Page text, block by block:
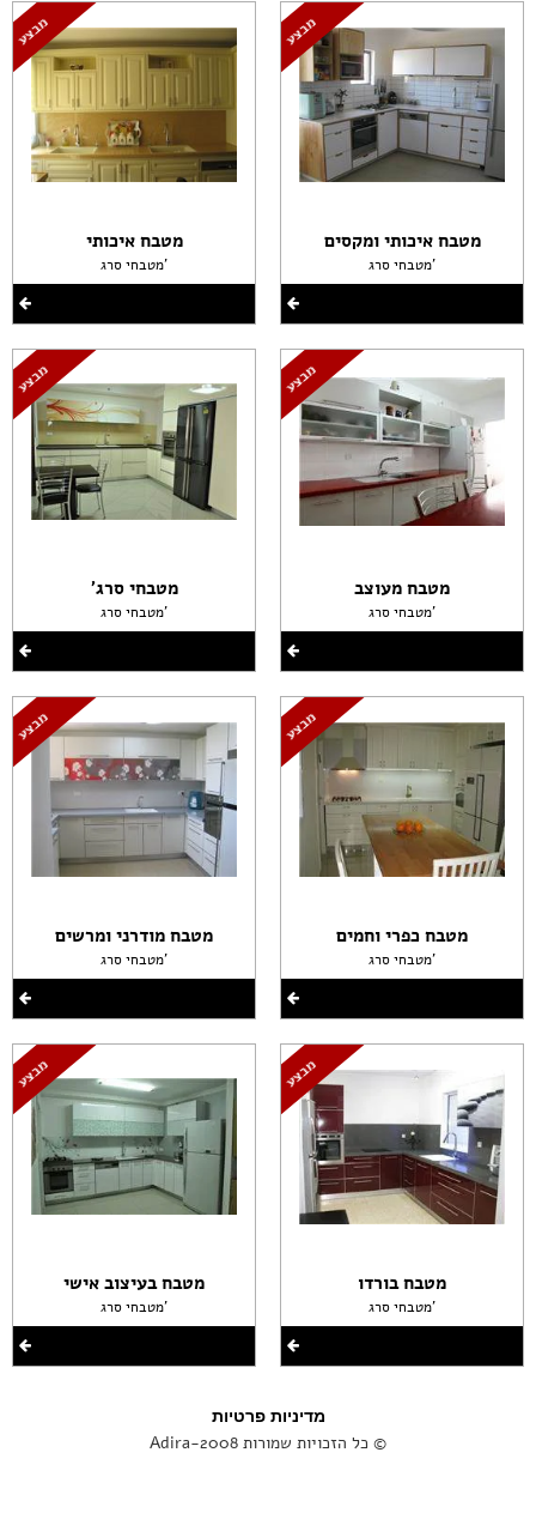
מטבח איכותי ומקסים
מטבחי סרג'
מטבח מעוצב
מטבחי סרג'
מטבח כפרי וחמים
מטבחי סרג'
מטבח בורדו
מטבחי סרג'
מטבח איכותי
מטבחי סרג'
מטבחי סרג'
מטבחי סרג'
מטבח מודרני ומרשים
מטבחי סרג'
מטבח בעיצוב אישי
מטבחי סרג'
מדיניות פרטיות
© כל הזכויות שמורות Adira-2008